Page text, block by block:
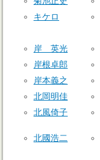
キケロ
岸 英光
岸根卓郎
岸本義之
北岡明佳
北風倚子
北國浩二